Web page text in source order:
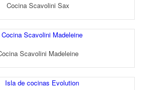
Cocina Scavolini Sax
Scavolini Madeleine